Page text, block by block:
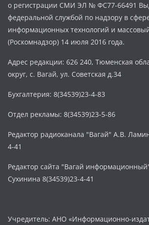
о регистрации СМИ ЭЛ № ФС77-66491
федеральной службой по надзору в
информационных технологий и
(Роскомнадзор) 14 июля 2016 года.
Адрес редакции: 626 240, Тюменская
округ, с. Вагай, ул. Советская д.34
Бухгалтерия: 8(34539)23-4-83
Отдел рекламы: 8(34539)23-5-86
Редактор радиоканала "Вагай" А.В.
4-41
Редактор сайта "Вагай
Сухинина 8(34539)23-4-41
Учредитель: АНО «Информационно-